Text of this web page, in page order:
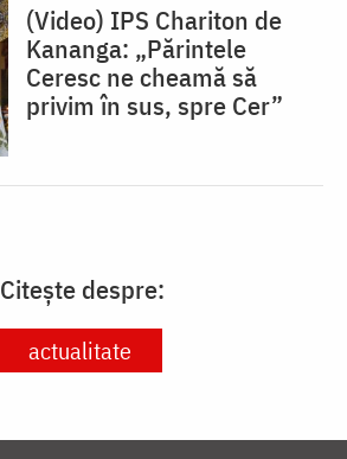
(Video) IPS Chariton de
Kananga: „Părintele
Ceresc ne cheamă să
privim în sus, spre Cer”
Citește despre:
actualitate